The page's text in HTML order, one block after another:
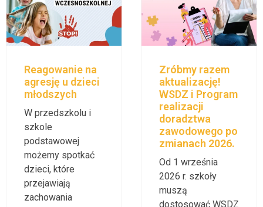
Reagowanie na
agresję u dzieci
młodszych
W przedszkolu i
szkole
podstawowej
możemy spotkać
dzieci, które
przejawiają
zachowania
Zróbmy razem
aktualizację!
WSDZ i Program
realizacji
doradztwa
zawodowego po
zmianach 2026.
Od 1 września
2026 r. szkoły
muszą
dostosować WSDZ